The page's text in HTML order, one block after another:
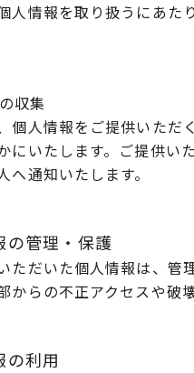
人情報を取り扱うにあた
収集
個人情報をご提供いただ
にいたします。ご提供い
へ通知いたします。
の管理・保護
ただいた個人情報は、管
からの不正アクセスや破
の利用